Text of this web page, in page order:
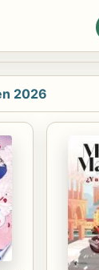
su sencillez y
ante una
que no
sencillo y
explicadas de
en el
al practicante
íntegro de la
esfuerzos y
Juntamente
de
de teoría...
2026